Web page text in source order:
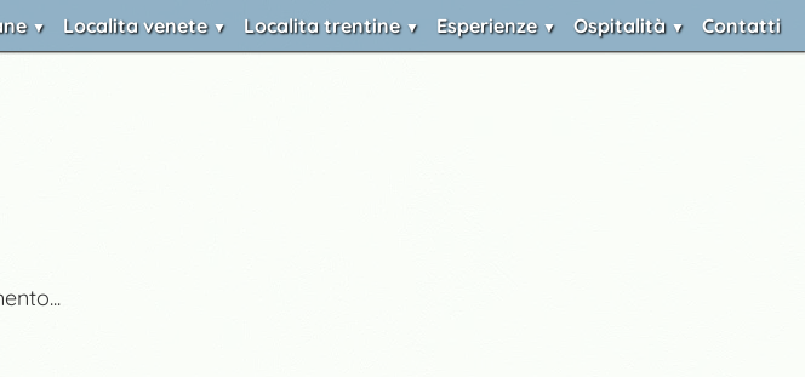
Localita venete Localita trentine Esperienze Ospitalità Contatti